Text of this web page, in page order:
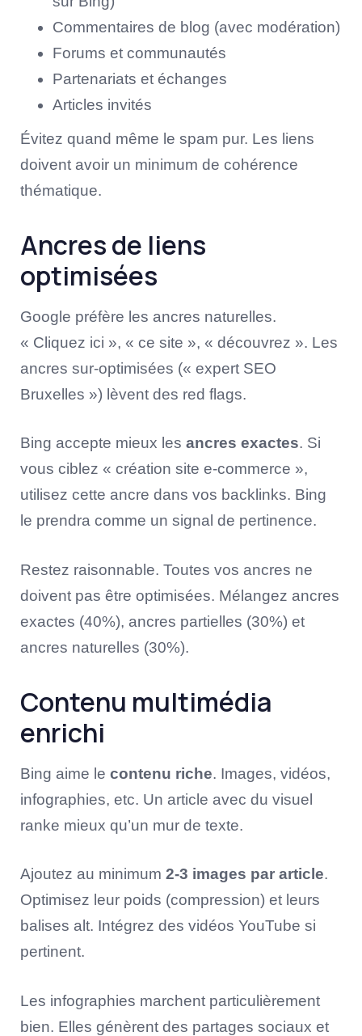
Commentaires de blog (avec modération)
Forums et communautés
Partenariats et échanges
Articles invités
Évitez quand même le spam pur. Les liens
doivent avoir un minimum de cohérence
thématique.
Ancres de liens
optimisées
Google préfère les ancres naturelles.
« Cliquez ici », « ce site », « découvrez ». Les
ancres sur-optimisées (« expert SEO
Bruxelles ») lèvent des red flags.
Bing accepte mieux les ancres exactes. Si
vous ciblez « création site e-commerce »,
utilisez cette ancre dans vos backlinks. Bing
le prendra comme un signal de pertinence.
Restez raisonnable. Toutes vos ancres ne
doivent pas être optimisées. Mélangez ancres
exactes (40%), ancres partielles (30%) et
ancres naturelles (30%).
Contenu multimédia
enrichi
Bing aime le contenu riche. Images, vidéos,
infographies, etc. Un article avec du visuel
ranke mieux qu’un mur de texte.
Ajoutez au minimum 2-3 images par article.
Optimisez leur poids (compression) et leurs
balises alt. Intégrez des vidéos YouTube si
pertinent.
Les infographies marchent particulièrement
bien. Elles génèrent des partages sociaux et